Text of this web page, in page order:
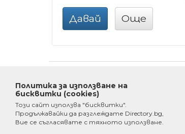
Давай Още
Политика за използване на
бисквитки (cookies)
Този сайт използва "бисквитки".
Продължавайки да разглеждате Directory.bg,
Вие се съгласявате с тяхното използване.